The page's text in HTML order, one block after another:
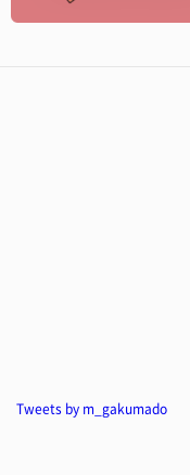
Tweets by m_gakumado